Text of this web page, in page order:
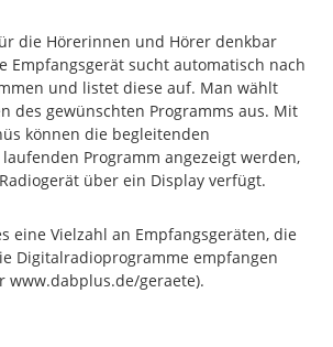
die Hörerinnen und Hörer denkbar
Empfangsgerät sucht automatisch nach
und listet diese auf. Man wählt
des gewünschten Programms aus. Mit
können die begleitenden
Programm angezeigt werden,
über ein Display verfügt.
eine Vielzahl an Empfangsgeräten, die
Digitalradioprogramme empfangen
www.dabplus.de/geraete).